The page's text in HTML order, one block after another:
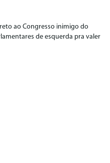
ao Congresso inimigo do
de esquerda pra valer